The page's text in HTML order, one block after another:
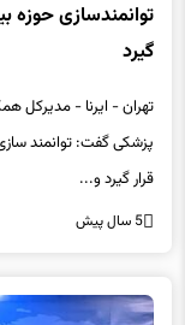
توانمندسازی حوزه
گیرد
تهران - ایرنا - مدیرکل
پزشکی گفت: توانمند
قرار گیرد و...
5 سال پیش